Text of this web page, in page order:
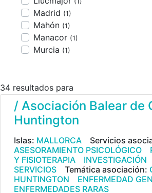
Madrid (1)
Mahón (1)
Manacor (1)
Murcia (1)
34 resultados para
/ Asociación Balear de
Huntington
Islas: MALLORCA
Servicios
ASESORAMIENTO PSICOLÓGICO
Y FISIOTERAPIA
INVESTIGACIÓN
SERVICIOS
Temática asociación:
HUNTINGTON
ENFERMEDAD
ENFERMEDADES RARAS